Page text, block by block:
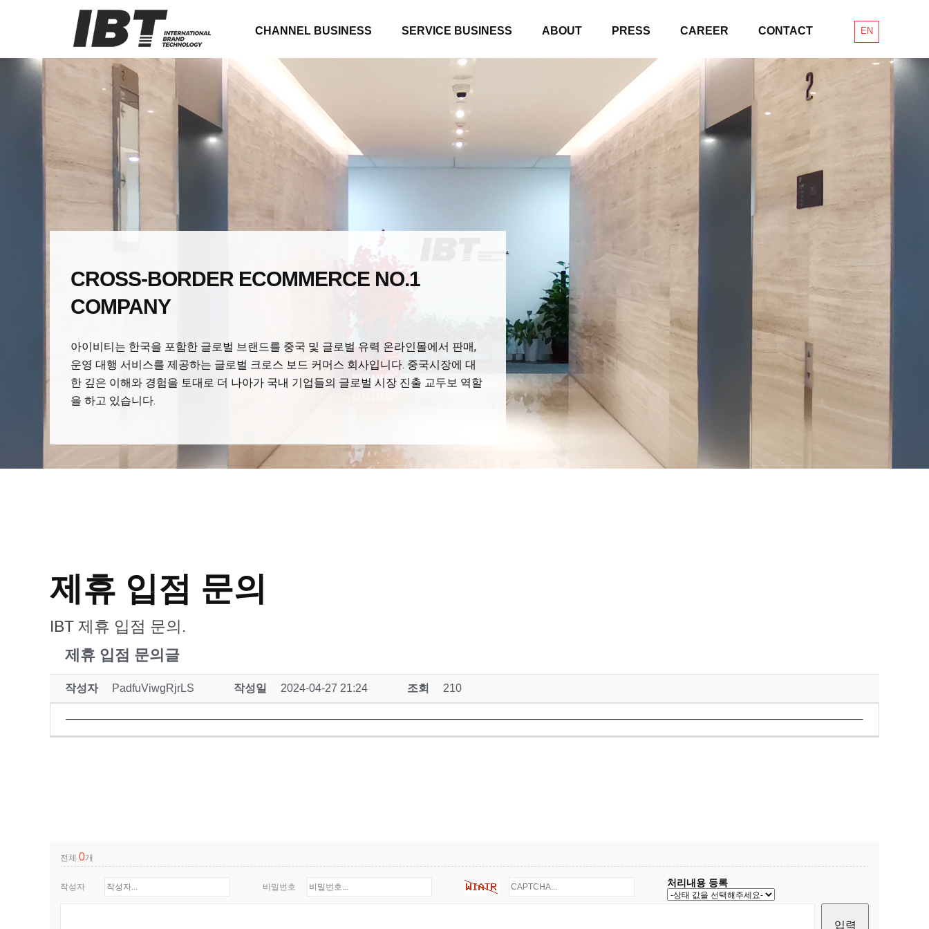
EN
CHANNEL BUSINESS SERVICE BUSINESS ABOUT PRESS CAREER CONTACT
CROSS-BORDER ECOMMERCE NO.1
COMPANY
아이비티는 한국을 포함한 글로벌 브랜드를 중국 및 글로벌 유력 온라인몰에서 판매,
운영 대행 서비스를 제공하는 글로벌 크로스 보드 커머스 회사입니다. 중국시장에 대
한 깊은 이해와 경험을 토대로 더 나아가 국내 기업들의 글로벌 시장 진출 교두보 역할
을 하고 있습니다.
제휴 입점 문의
IBT 제휴 입점 문의.
제휴 입점 문의글
작성자 PadfuViwgRjrLS 작성일 2024-04-27 21:24 조회 210
전체 0개
작성자 비밀번호 처리내용 등록